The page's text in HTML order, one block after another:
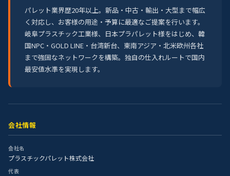
パレット業界歴20年以上。新品・中古・輸出・大型まで幅広
く対応し、お客様の用途・予算に最適なご提案を行います。
岐阜プラスチック工業様、日本プラパレット様をはじめ、韓
国NPC・GOLD LINE・台湾新台、東南アジア・北米欧州各社
まで強固なネットワークを構築。独自の仕入れルートで国内
最安値水準を実現します。
会社情報
会社名
プラスチックパレット株式会社
代表